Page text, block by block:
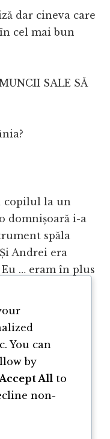
dar cineva care
cel mai bun
SALE SĂ
copilul la un
domnișoară i-a
spăla
Andrei era
… eram în plus
am fost
pe scaun…
You can
by
All to
non-